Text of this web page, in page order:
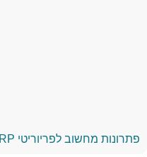
פתרונות מחשוב לפריוריטי ERP